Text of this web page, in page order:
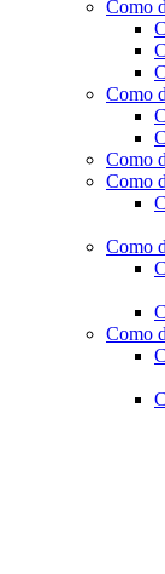
Como
Como
Como
Como
Como
Como